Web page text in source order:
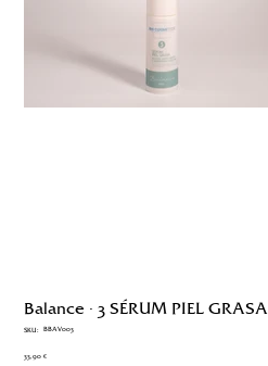
Balance · 3 SÉRUM PIEL GRASA
SKU:
SKU
BBAV003
Precio
33,90 €